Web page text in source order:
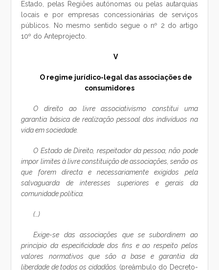
Estado, pelas Regiões autónomas ou pelas autarquias
locais e por empresas concessionárias de serviços
públicos. No mesmo sentido segue o nº 2 do artigo
10º do Anteprojecto.
V
O regime jurídico-legal das associações de
consumidores
O direito ao livre associativismo constitui uma
garantia básica de realização pessoal dos indivíduos na
vida em sociedade.
O Estado de Direito, respeitador da pessoa, não pode
impor limites à livre constituição de associações, senão os
que forem directa e necessariamente exigidos pela
salvaguarda de interesses superiores e gerais da
comunidade política.
(…)
Exige-se das associações que se subordinem ao
princípio da especificidade dos fins e ao respeito pelos
valores normativos que são a base e garantia da
liberdade de todos os cidadãos. (preâmbulo do Decreto-